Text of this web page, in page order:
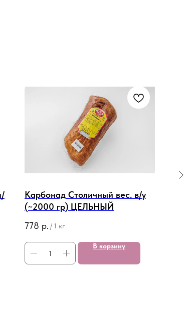
Карбонад Столичный вес. в/у
(~2000 гр) ЦЕЛЬНЫЙ
778 р. / 1 кг
В корзину